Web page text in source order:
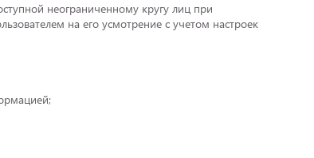
неограниченному кругу лиц при
на его усмотрение с учетом настроек